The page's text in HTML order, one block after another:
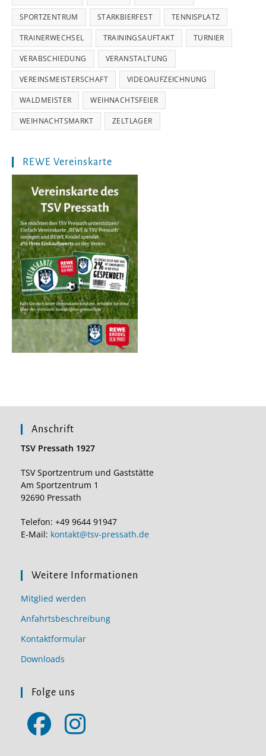
SPORTZENTRUM STARKBIERFEST TENNISPLATZ
TRAINERWECHSEL TRAININGSAUFTAKT TURNIER
VERABSCHIEDUNG VERANSTALTUNG
VEREINSMEISTERSCHAFT VIDEOAUFZEICHNUNG
WALDMEISTER WEIHNACHTSFEIER
WEIHNACHTSMARKT ZELTLAGER
REWE Vereinskarte
Anschrift
TSV Pressath 1927
TSV Sportzentrum und Gaststätte
Am Sportzentrum 1
92690 Pressath
Telefon: +49 9644 91947
E-Mail: kontakt@tsv-pressath.de
Weitere Informationen
Mitglied werden
Anfahrtsbeschreibung
Kontaktformular
Downloads
Folge uns